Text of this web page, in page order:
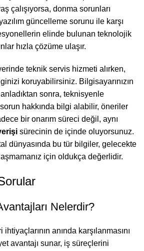
çalışıyorsa, donma sorunları
güncelleme sorunu ile karşı
elinde bulunan teknolojik
hızla çözüme ulaşır.
teknik servis hizmeti alırken,
koruyabilirsiniz. Bilgisayarınızın
sonra, teknisyenle
hakkında bilgi alabilir, öneriler
bir onarım süreci değil, aynı
sürecinin de içinde oluyorsunuz.
dünyasında bu tür bilgiler, gelecekte
için oldukça değerlidir.
Nelerdir?
anında karşılanmasını
avantajı sunar, iş süreçlerini